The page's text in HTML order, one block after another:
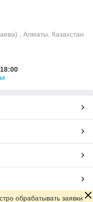
, Алматы, Казахстан
обрабатывать заявки